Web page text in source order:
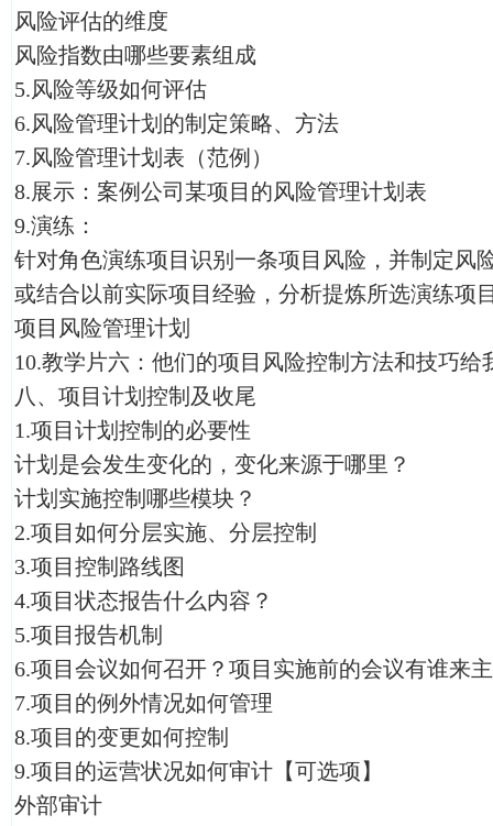
风险评估的维度
风险指数由哪些要素组成
5.风险等级如何评估
6.风险管理计划的制定策略、方法
7.风险管理计划表（范例）
8.展示：案例公司某项目的风险管理计划表
9.演练：
针对角色演练项目识别一条项目风险，并制定风
或结合以前实际项目经验，分析提炼所选演练项
项目风险管理计划
10.教学片六：他们的项目风险控制方法和技巧给
八、项目计划控制及收尾
1.项目计划控制的必要性
计划是会发生变化的，变化来源于哪里？
计划实施控制哪些模块？
2.项目如何分层实施、分层控制
3.项目控制路线图
4.项目状态报告什么内容？
5.项目报告机制
6.项目会议如何召开？项目实施前的会议有谁来
7.项目的例外情况如何管理
8.项目的变更如何控制
9.项目的运营状况如何审计【可选项】
外部审计